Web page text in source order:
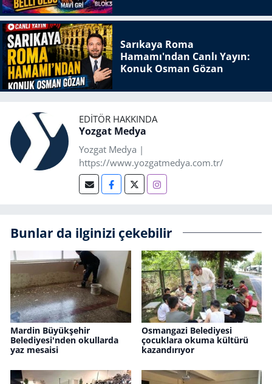
Sarıkaya Roma
Hamamı'ndan Canlı Yayın:
Konuk Osman Gözan
EDITÖR HAKKINDA
Yozgat Medya
Yozgat Medya |
https://www.yozgatmedya.com.tr/
Bunlar da ilginizi çekebilir
Mardin Büyükşehir
Belediyesi'nden okullarda
yaz mesaisi
Osmangazi Belediyesi
çocuklara okuma kültürü
kazandırıyor